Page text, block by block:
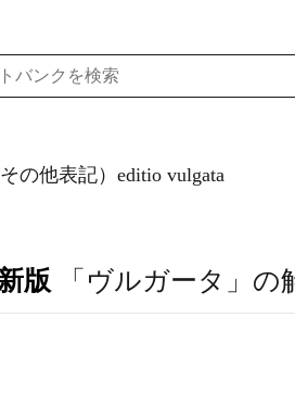
その他表記）editio vulgata
版 「ヴルガータ」の